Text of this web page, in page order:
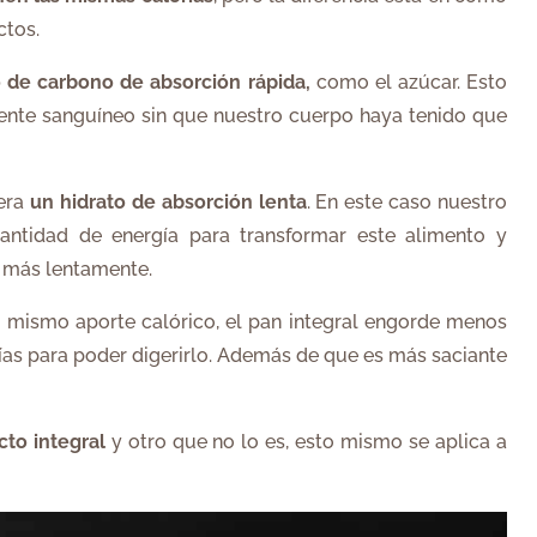
carbono de absorción rápida, como el azúcar. Esto
sanguíneo sin que nuestro cuerpo haya tenido que
un hidrato de absorción lenta. En este caso nuestro
de energía para transformar este alimento y
lentamente.
aporte calórico, el pan integral engorde menos
para poder digerirlo. Además de que es más saciante
integral y otro que no lo es, esto mismo se aplica a